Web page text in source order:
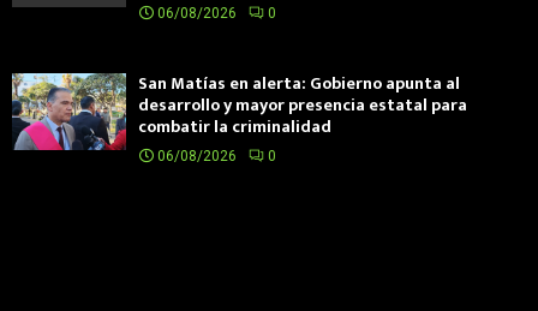
06/08/2026 0
San Matías en alerta: Gobierno apunta al
desarrollo y mayor presencia estatal para
combatir la criminalidad
06/08/2026 0